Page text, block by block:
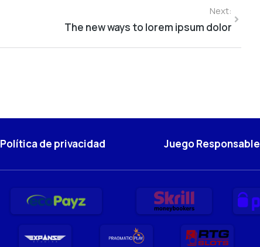
Next:
The new ways to lorem ipsum dolor
Política de privacidad Juego Responsable